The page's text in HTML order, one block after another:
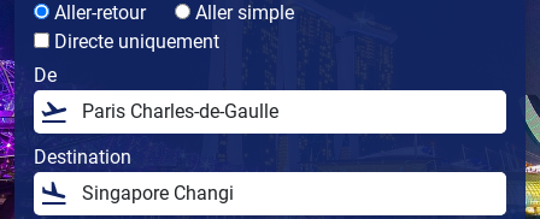
Aller-retour
Aller simple
Directe uniquement
De
Destination